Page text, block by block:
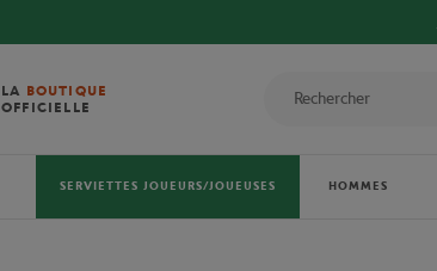
LA BOUTIQUE
OFFICIELLE
SERVIETTES JOUEURS/JOUEUSES HOMMES